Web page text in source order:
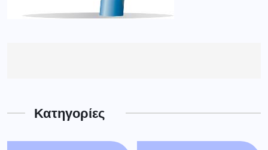
Κατηγορίες